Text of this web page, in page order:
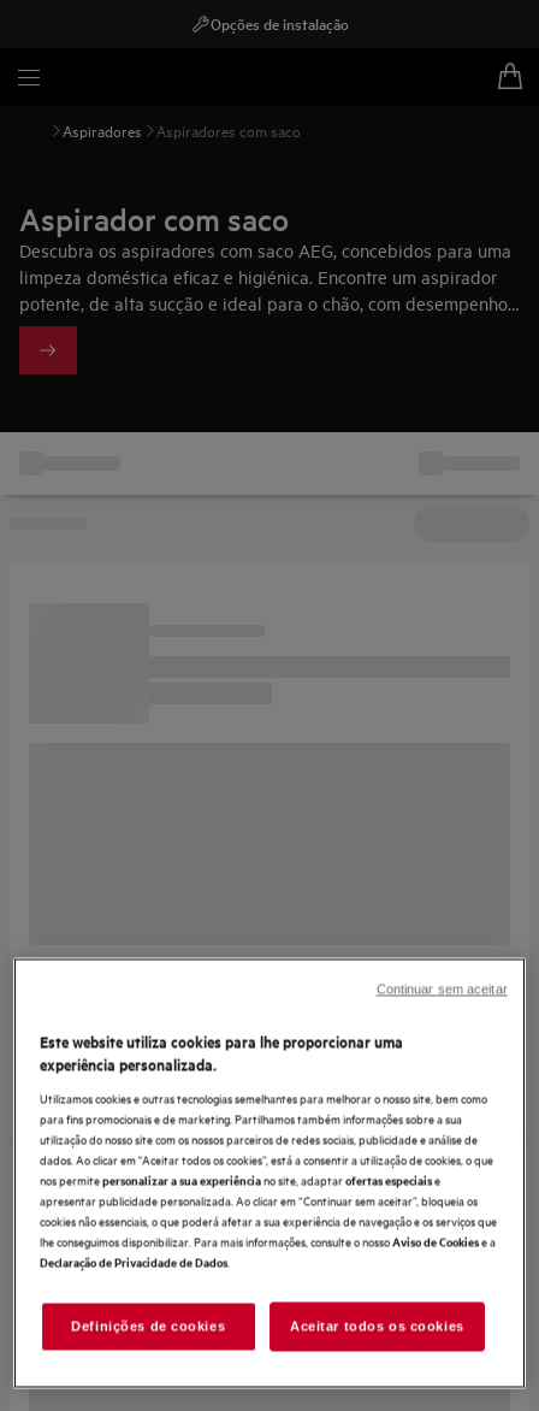
Opções de instalação
Aspiradores Aspiradores com saco
Aspirador com saco
Descubra os aspiradores com saco AEG, concebidos para uma
limpeza doméstica eficaz e higiénica. Encontre um aspirador
potente, de alta sucção e ideal para o chão, com desempenho
fiável para manter a casa limpa no dia a dia.
Este website utiliza cookies para lhe proporcionar uma
experiência personalizada.
Utilizamos cookies e outras tecnologias semelhantes para melhorar o nosso site, bem como
para fins promocionais e de marketing. Partilhamos também informações sobre a sua
utilização do nosso site com os nossos parceiros de redes sociais, publicidade e análise de
dados. Ao clicar em "Aceitar todos os cookies”, está a consentir a utilização de cookies, o que
nos permitepersonalizar a sua experiênciano site, adaptarofertas especiaise
apresentar publicidade personalizada. Ao clicar em “Continuar sem aceitar”, bloqueia os
cookies não essenciais, o que poderá afetar a sua experiência de navegação e os serviços que
lhe conseguimos disponibilizar. Para mais informações, consulte o nossoAviso de Cookiese a
Declaração de Privacidade de Dados.
Definições de cookies Aceitar todos os cookies
Continuar sem aceitar